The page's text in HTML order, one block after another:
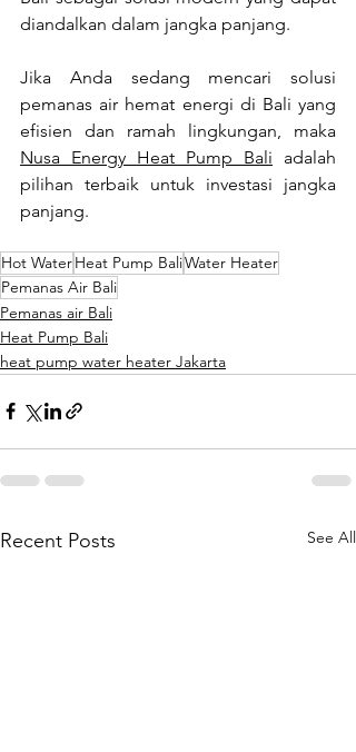
diandalkan dalam jangka panjang.
Jika Anda sedang mencari solusi
pemanas air hemat energi di Bali yang
Nusa Energy Heat Pump Bali adalah
pilihan terbaik untuk investasi jangka
panjang.
Hot WaterHeat Pump BaliWater Heater
Pemanas Air Bali
Pemanas air Bali
Heat Pump Bali
heat pump water heater Jakarta
Recent Posts See All